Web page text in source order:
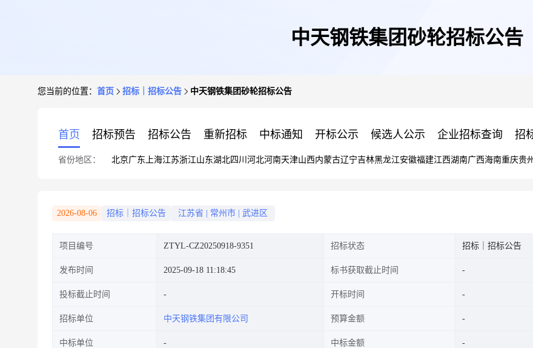
中天钢铁集团砂轮招标公告
您当前的位置： 首页 招标｜招标公告 中天钢铁集团砂轮招标公告
首页 招标预告 招标公告 重新招标 中标通知 开标公示 候选人公示 企业招标查询 招
省份地区： 北京广东 上海江苏浙江山东湖北四川 河北河南天津山西内蒙古辽宁吉林黑龙江安徽福建江西湖南广西海南重庆贵州
2026-08-06 招标｜招标公告 江苏省 常州市 武进区
项目编号 ZTYL-CZ20250918-9351 招标状态 招标｜招标公告
发布时间 2025-09-18 11:18:45 标书获取截止时间
投标截止时间 开标时间
招标单位 中天钢铁集团有限公司 预算金额
中标单位 中标金额